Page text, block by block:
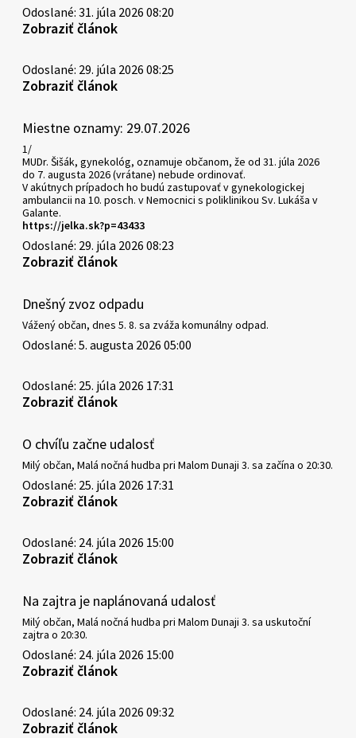
Odoslané: 31. júla 2026 08:20
Zobraziť článok
Odoslané: 29. júla 2026 08:25
Zobraziť článok
Miestne oznamy: 29.07.2026
1/
MUDr. Šišák, gynekológ, oznamuje občanom, že od 31. júla 2026
do 7. augusta 2026 (vrátane) nebude ordinovať.
V akútnych prípadoch ho budú zastupovať v gynekologickej
ambulancii na 10. posch. v Nemocnici s poliklinikou Sv. Lukáša v
Galante.
https://jelka.sk?p=43433
Odoslané: 29. júla 2026 08:23
Zobraziť článok
Dnešný zvoz odpadu
Vážený občan, dnes 5. 8. sa zváža komunálny odpad.
Odoslané: 5. augusta 2026 05:00
Odoslané: 25. júla 2026 17:31
Zobraziť článok
O chvíľu začne udalosť
Milý občan, Malá nočná hudba pri Malom Dunaji 3. sa začína o 20:30.
Odoslané: 25. júla 2026 17:31
Zobraziť článok
Odoslané: 24. júla 2026 15:00
Zobraziť článok
Na zajtra je naplánovaná udalosť
Milý občan, Malá nočná hudba pri Malom Dunaji 3. sa uskutoční
zajtra o 20:30.
Odoslané: 24. júla 2026 15:00
Zobraziť článok
Odoslané: 24. júla 2026 09:32
Zobraziť článok